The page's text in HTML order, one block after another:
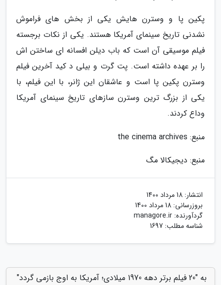
پکین پا و وسترن هایش یکی از بخش های فراموش
نشدنی تاریخ سینمای آمریکا هستند. یکی از نکات برجسته
فیلم موسیقی آن است که باب دیلن افسانه ای ساختن اش
را بر عهده داشته است. پت گرت و بیلی د کید آخرین فیلم
وسترن پکین پا است و عاشقان این ژانر، با این فیلم، با
یکی از بزرگ ترین وسترن سازهای تاریخ سینمای آمریکا
وداع کردند.
منبع: the cinema archives
منبع: دیجیکالا مگ
انتشار: 18 مرداد 1400
بروزرسانی: 18 مرداد 1400
گردآورنده: managore.ir
شناسه مطلب: 1697
به "20 فیلم برتر دهه 1970 میلادی؛ آمریکا به اوج بازمی گردد"